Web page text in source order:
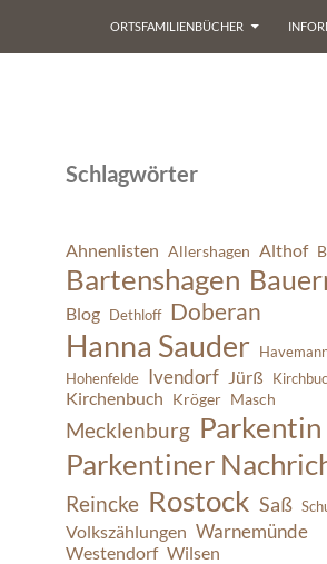
ORTSFAMILIENBÜCHER
Schlagwörter
Ahnenlisten Allershagen Althof
Bartenshagen
Blog Dethloff Doberan
Hanna Sauder
Hohenfelde Ivendorf Jürß
Kirchenbuch Kröger Masch
Mecklenburg Parkentin
Parkentiner
Reincke Rostock Saß
Volkszählungen Warnemünde
Westendorf Wilsen